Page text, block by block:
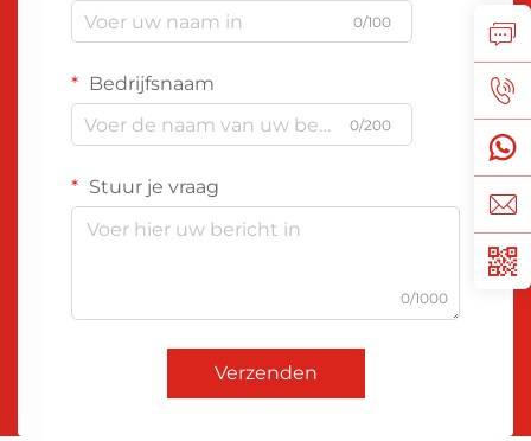
0/100
Bedrijfsnaam
0/200
Stuur je vraag
0/1000
Verzenden